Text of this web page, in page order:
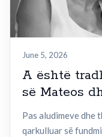
June 5, 2026
A është
së Mateos
Pas aludimeve dhe
qarkulluar së